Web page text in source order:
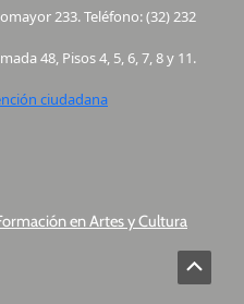
233. Teléfono: (32) 232
48, Pisos 4, 5, 6, 7, 8 y 11.
ciudadana
en Artes y Cultura
Scroll